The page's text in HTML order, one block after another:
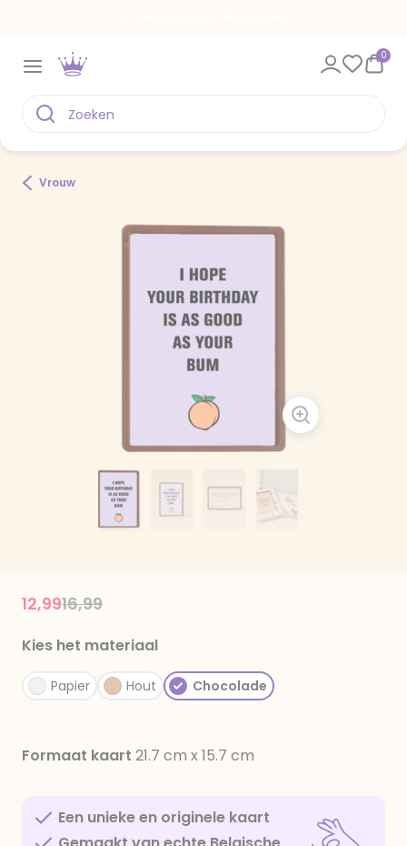
0
Vrouw
Price reduced from
16,99to
12,99
Kies het materiaal
Papier Hout Chocolade
Formaat kaart 21.7 cm x 15.7 cm
Een unieke en originele kaart